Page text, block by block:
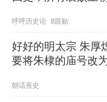
呼呼历史论 8跟贴
好好的明太宗 朱厚
要将朱棣的庙号改
朝话熹史